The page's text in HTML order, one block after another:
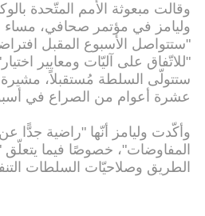
وقالت مبعوثة الأمم المتّحدة
وليامز في مؤتمر صحافي، مساء
"ستتواصل الأسبوع المقبل
"للاتّفاق على آليّات ومعايير
ستتولّى السلطة مُستقبلاً،
عشرة أعوام من الصراع في
وأكّدت وليامز أنّها "راضية جدًّا
المفاوضات"، خصوصًا فيما يتعلّق
الطريق وصلاحيّات السلطات